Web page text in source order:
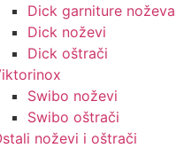
Dick garniture noževa
Dick noževi
Dick oštrači
Swibo noževi
Swibo oštrači
noževi i oštrači